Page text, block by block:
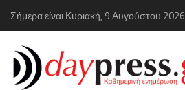
Σήμερα είναι Κυριακή, 9 Αυγούστου 2026